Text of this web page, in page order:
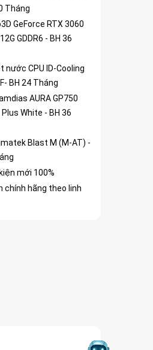
Tháng
GeForce RTX 3060
GDDR6 - BH 36
nước CPU ID-Cooling
BH 24 Tháng
AURA GP750
Plus White - BH 36
Blast M (M-AT) -
mới 100%
chính hãng theo linh